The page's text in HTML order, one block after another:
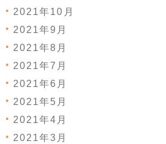
2021年10月
2021年9月
2021年8月
2021年7月
2021年6月
2021年5月
2021年4月
2021年3月